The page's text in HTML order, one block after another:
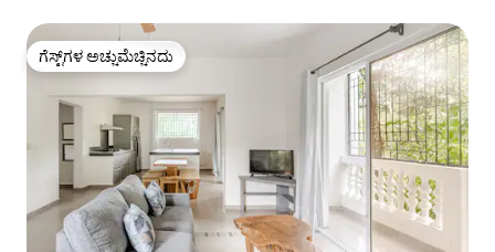
ಗೆಸ್ಟ್‌ಗಳ ಅಚ್ಚುಮೆಚ್ಚಿನದು
ಗೆಸ್ಟ್‌ಗಳ ಅಚ್ಚುಮೆಚ್ಚಿನದು